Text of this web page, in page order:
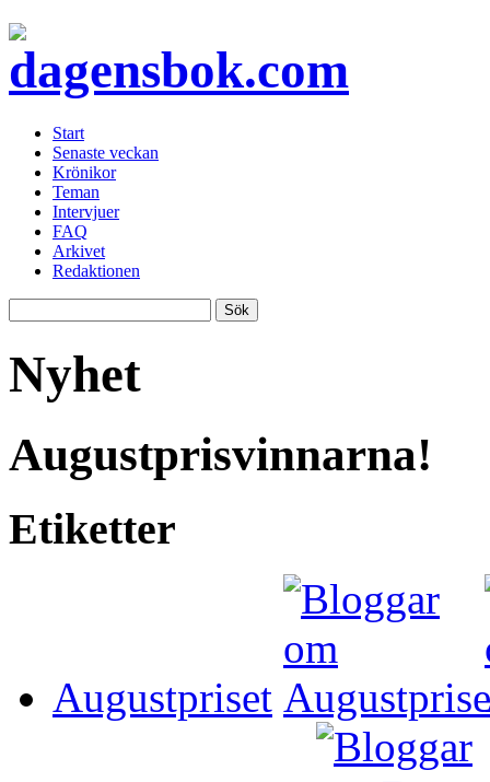
Start
Senaste veckan
Krönikor
Teman
Intervjuer
FAQ
Arkivet
Redaktionen
Nyhet
Augustprisvinnarna!
Etiketter
Augustpriset